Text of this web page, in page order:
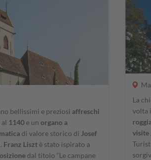
bellissimi e preziosi affreschi
1140 e un organo a
di valore storico di Josef
Franz Liszt è stato ispirato a
dal titolo “Le campane
La
volta
visite